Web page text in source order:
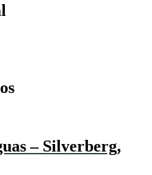
– Silverberg,